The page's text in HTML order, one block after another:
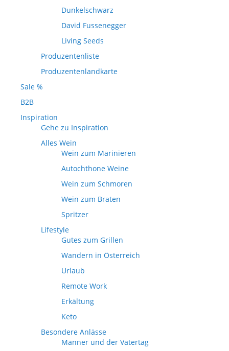
Dunkelschwarz
David Fussenegger
Living Seeds
Produzentenliste
Produzentenlandkarte
Sale %
B2B
Inspiration
Gehe zu Inspiration
Alles Wein
Wein zum Marinieren
Autochthone Weine
Wein zum Schmoren
Wein zum Braten
Spritzer
Lifestyle
Gutes zum Grillen
Wandern in Österreich
Urlaub
Remote Work
Erkältung
Keto
Besondere Anlässe
Männer und der Vatertag